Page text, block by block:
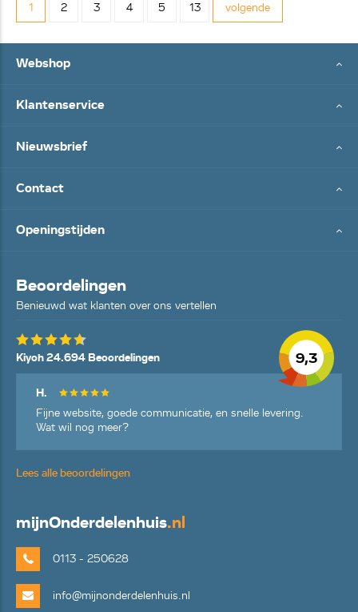
1
2 3 4 5 13 volgende
Webshop
Klantenservice
Nieuwsbrief
Contact
Openingstijden
Beoordelingen
Benieuwd wat klanten over ons vertellen
9,3
Kiyoh 24.694 Beoordelingen
H.
Fijne website, goede communicatie, en snelle levering.
Wat wil nog meer?
Lees alle beoordelingen
mijnOnderdelenhuis.nl
0113 - 250628
info@mijnonderdelenhuis.nl